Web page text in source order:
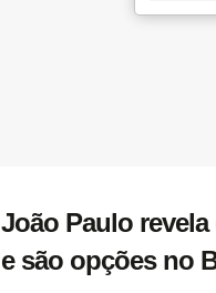
João Paulo revela
e são opções no